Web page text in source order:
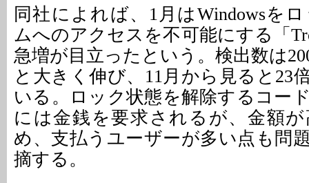
同社によれば、1月はWindowsを
ムへのアクセスを不可能にする「
急増が目立ったという。検出数は
と大きく伸び、11月から見ると23
いる。ロック状態を解除するコー
には金銭を要求されるが、金額
め、支払うユーザーが多い点も問
摘する。